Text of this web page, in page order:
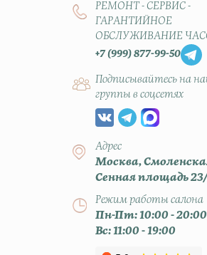
РЕМОНТ - СЕРВИС -
ГАРАНТИЙНОЕ
ОБСЛУЖИВАНИЕ
+7 (999) 877-99-50
Подписывайтесь на
группы в соцсетях
Адрес
Москва,
Сенная площадь
Режим работы салона
Пн-Пт: 10:00 -
Вс: 11:00 - 19:00